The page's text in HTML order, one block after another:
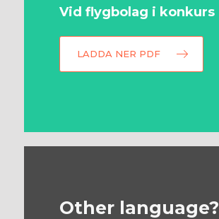
Vid flygbolag i konkurs
LADDA NER PDF
Other language?